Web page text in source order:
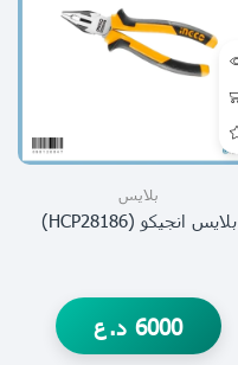
بلايس
بلايس انجيكو (HCP28186)
6000 د.ع